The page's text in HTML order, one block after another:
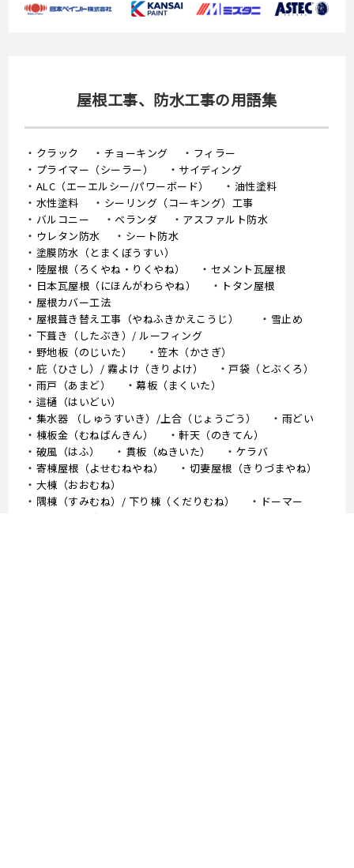
屋根工事、防水工事の用語集
クラック チョーキング
フィラー
プライマー（シーラー）
サイディング
ALC（エーエルシー/パワーボード）
油性塗料
水性塗料
シーリング（コーキング）工事
バルコニー
ベランダ
アスファルト防水
ウレタン防水
シート防水
塗膜防水（とまくぼうすい）
陸屋根（ろくやね・りくやね）
セメント瓦屋根
日本瓦屋根（にほんがわらやね）
トタン屋根
屋根カバー工法
屋根葺き替え工事（やねふきかえこうじ）
雪止め
下葺き（したぶき）/ ルーフィング
野地板（のじいた）
笠木（かさぎ）
庇（ひさし）/ 霧よけ（きりよけ）
戸袋（とぶくろ）
雨戸（あまど）
幕板（まくいた）
這樋（はいどい）
集水器 （しゅうすいき）/上合（じょうごう）
雨どい
棟板金（むねばんきん）
軒天（のきてん）
破風（はふ）
貫板（ぬきいた）
ケラバ
寄棟屋根（よせむねやね）
切妻屋根（きりづまやね）
大棟（おおむね）
隅棟（すみむね）/ 下り棟（くだりむね）
ドーマー
軒樋（のきどい）